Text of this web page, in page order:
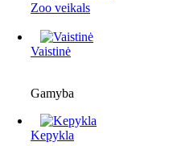
Zoo veikals
Vaistinė
Gamyba
Kepykla